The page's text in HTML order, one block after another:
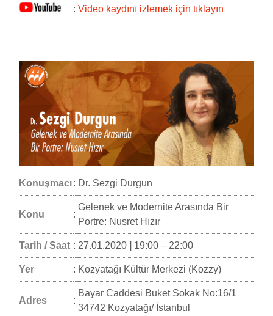
: Video kaydını izlemek için tıklayın
Konuşmacı: Dr. Sezgi Durgun
Konu :
Gelenek ve Modernite Arasında Bir
Portre: Nusret Hızır
Tarih / Saat : 27.01.2020 19:00 – 22:00
Yer : Kozyatağı Kültür Merkezi (Kozzy)
Adres :
Bayar Caddesi Buket Sokak No:16/1
34742 Kozyatağı/ İstanbul